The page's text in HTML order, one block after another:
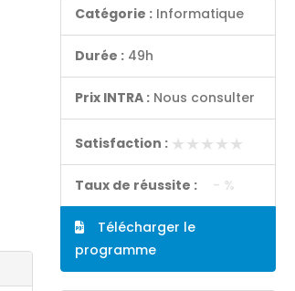
Catégorie : Informatique
Durée : 49h
Prix INTRA : Nous consulter
Satisfaction : ★★★★★
★★★★★
Taux de réussite : - %
Télécharger le
programme